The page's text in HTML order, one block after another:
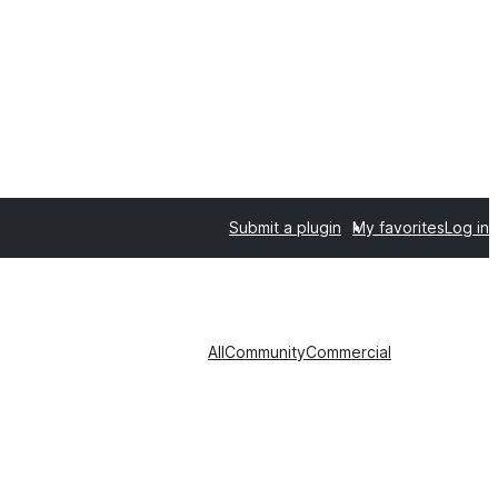
Submit a plugin My favoritesLog in
AllCommunityCommercial